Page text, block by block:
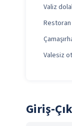
Valiz
Restoran
Valesiz
Giriş-